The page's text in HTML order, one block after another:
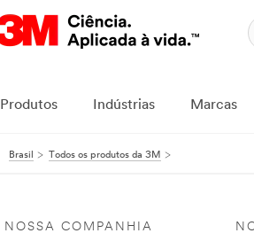
Produtos Indústrias Marcas
Brasil Todos os produtos da 3M
NOSSA COMPANHIA